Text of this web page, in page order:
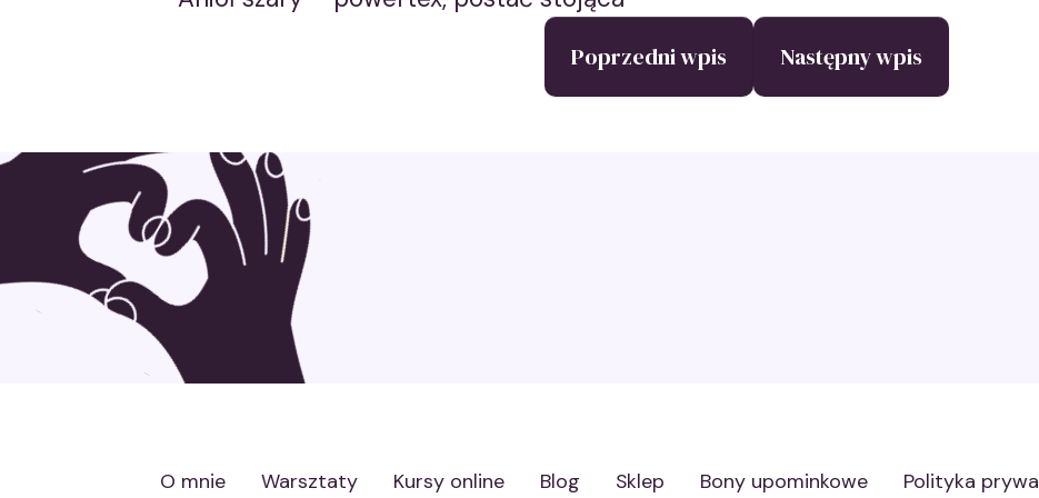
wpisu
Poprzedni wpis Następny wpis
O mnie Warsztaty Kursy online Blog Sklep Bony upominkowe Polityka